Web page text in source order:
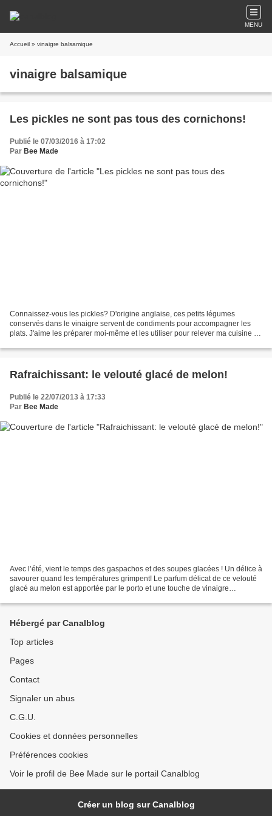
MENU
Accueil » vinaigre balsamique
vinaigre balsamique
Les pickles ne sont pas tous des cornichons!
Publié le 07/03/2016 à 17:02
Par Bee Made
Connaissez-vous les pickles? D'origine anglaise, ces petits légumes
conservés dans le vinaigre servent de condiments pour accompagner les
plats. J'aime les préparer moi-même et les utiliser pour relever ma cuisine et
Rafraichissant: le velouté glacé de melon!
Publié le 22/07/2013 à 17:33
Par Bee Made
Avec l’été, vient le temps des gaspachos et des soupes glacées ! Un délice à
savourer quand les températures grimpent! Le parfum délicat de ce velouté
glacé au melon est apportée par le porto et une touche de vinaigre
Hébergé par Canalblog
Top articles
Pages
Contact
Signaler un abus
C.G.U.
Cookies et données personnelles
Préférences cookies
Voir le profil de Bee Made sur le portail Canalblog
Créer un blog sur Canalblog